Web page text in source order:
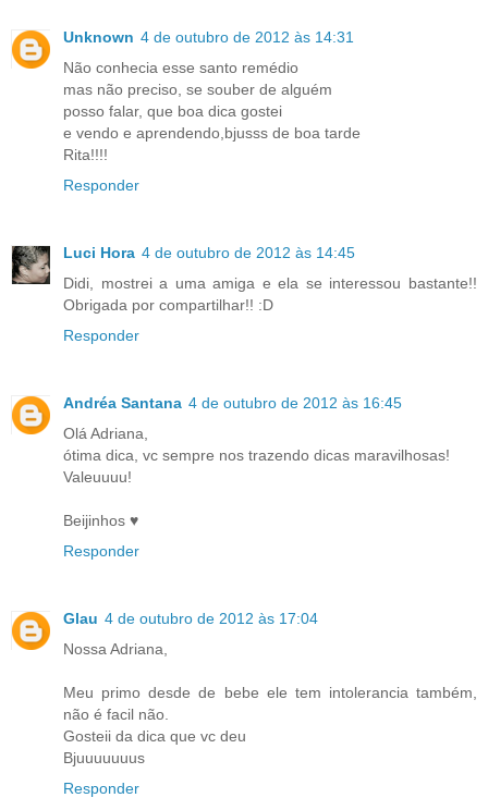
Unknown 4 de outubro de 2012 às 14:31
Não conhecia esse santo remédio
mas não preciso, se souber de alguém
posso falar, que boa dica gostei
e vendo e aprendendo,bjusss de boa tarde
Rita!!!!
Responder
Luci Hora 4 de outubro de 2012 às 14:45
Didi, mostrei a uma amiga e ela se interessou bastante!!
Obrigada por compartilhar!! :D
Responder
Andréa Santana 4 de outubro de 2012 às 16:45
Olá Adriana,
ótima dica, vc sempre nos trazendo dicas maravilhosas!
Valeuuuu!
Beijinhos ♥
Responder
Glau 4 de outubro de 2012 às 17:04
Nossa Adriana,
Meu primo desde de bebe ele tem intolerancia também,
não é facil não.
Gosteii da dica que vc deu
Bjuuuuuuus
Responder